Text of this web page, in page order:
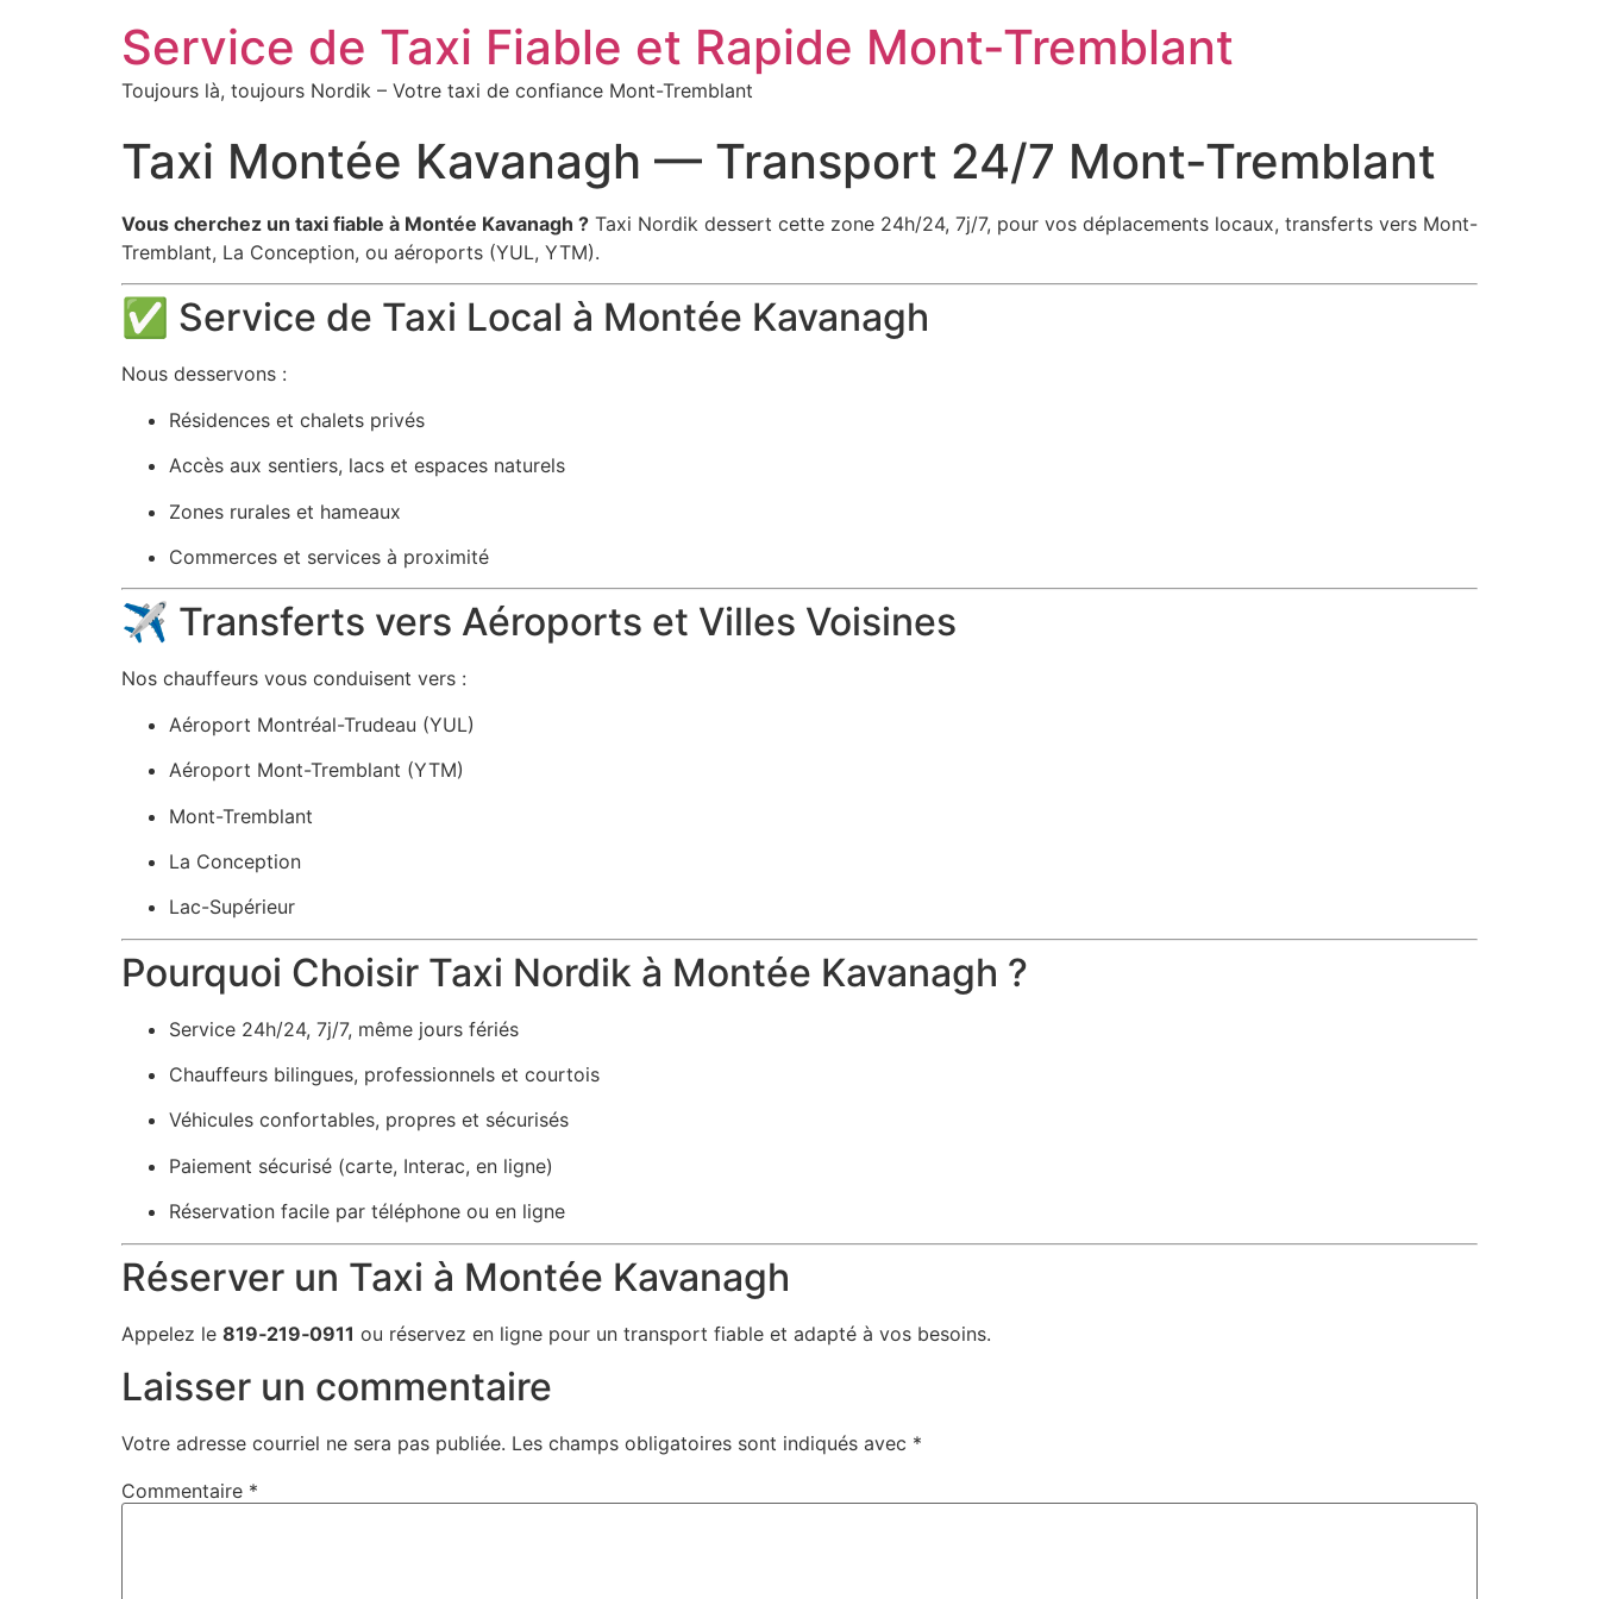
Service de Taxi Fiable et Rapide Mont-Tremblant
Toujours là, toujours Nordik – Votre taxi de confiance Mont-Tremblant
Taxi Montée Kavanagh — Transport 24/7 Mont-Tremblant
Vous cherchez un taxi fiable à Montée Kavanagh ? Taxi Nordik dessert cette zone 24h/24, 7j/7, pour vos déplacements locaux, transferts vers Mont-
Tremblant, La Conception, ou aéroports (YUL, YTM).
✅ Service de Taxi Local à Montée Kavanagh
Nous desservons :
Résidences et chalets privés
Accès aux sentiers, lacs et espaces naturels
Zones rurales et hameaux
Commerces et services à proximité
✈️ Transferts vers Aéroports et Villes Voisines
Nos chauffeurs vous conduisent vers :
Aéroport Montréal-Trudeau (YUL)
Aéroport Mont-Tremblant (YTM)
Mont-Tremblant
La Conception
Lac-Supérieur
Pourquoi Choisir Taxi Nordik à Montée Kavanagh ?
Service 24h/24, 7j/7, même jours fériés
Chauffeurs bilingues, professionnels et courtois
Véhicules confortables, propres et sécurisés
Paiement sécurisé (carte, Interac, en ligne)
Réservation facile par téléphone ou en ligne
Réserver un Taxi à Montée Kavanagh
Appelez le 819‑219‑0911 ou réservez en ligne pour un transport fiable et adapté à vos besoins.
Laisser un commentaire
Votre adresse courriel ne sera pas publiée. Les champs obligatoires sont indiqués avec *
Commentaire *